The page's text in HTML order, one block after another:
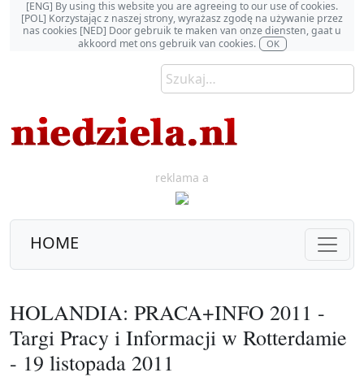
[ENG] By using this website you are agreeing to our use of cookies.
[POL] Korzystając z naszej strony, wyrażasz zgodę na używanie przez
nas cookies [NED] Door gebruik te maken van onze diensten, gaat u
akkoord met ons gebruik van cookies.
OK
reklama a
HOME
HOLANDIA: PRACA+INFO 2011 -
Targi Pracy i Informacji w Rotterdamie
- 19 listopada 2011